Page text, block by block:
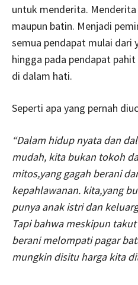
untuk menderita.
maupun batin. Menjadi
semua pendapat mulai dari
hingga pada pendapat
di dalam hati.
Seperti apa yang pernah
“Dalam hidup nyatadan
mudah, kita bukan tokoh
mitos,yang gagah berani
kepahlawanan. kita,yang
punya anak istridan
Tapi bahwa meskipun
berani melompati pagar
mungkin disitu harga kita